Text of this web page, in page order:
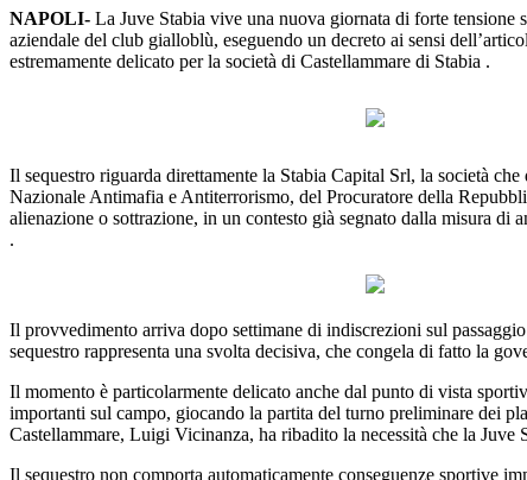
NAPOLI- La Juve Stabia vive una nuova giornata di forte
aziendale del club gialloblù, eseguendo un decreto ai sensi
estremamente delicato per la società di Castellammare di Stabia .
Il sequestro riguarda direttamente la Stabia Capital Srl, la società
Nazionale Antimafia e Antiterrorismo, del Procuratore della
alienazione o sottrazione, in un contesto già segnato dalla misura
.
sequestro rappresenta una svolta decisiva, che congela di fatto la
importanti sul campo, giocando la partita del turno preliminare dei
Castellammare, Luigi Vicinanza, ha ribadito la necessità che la
avviato, che mira a proteggere la Juve Stabia da rischi di